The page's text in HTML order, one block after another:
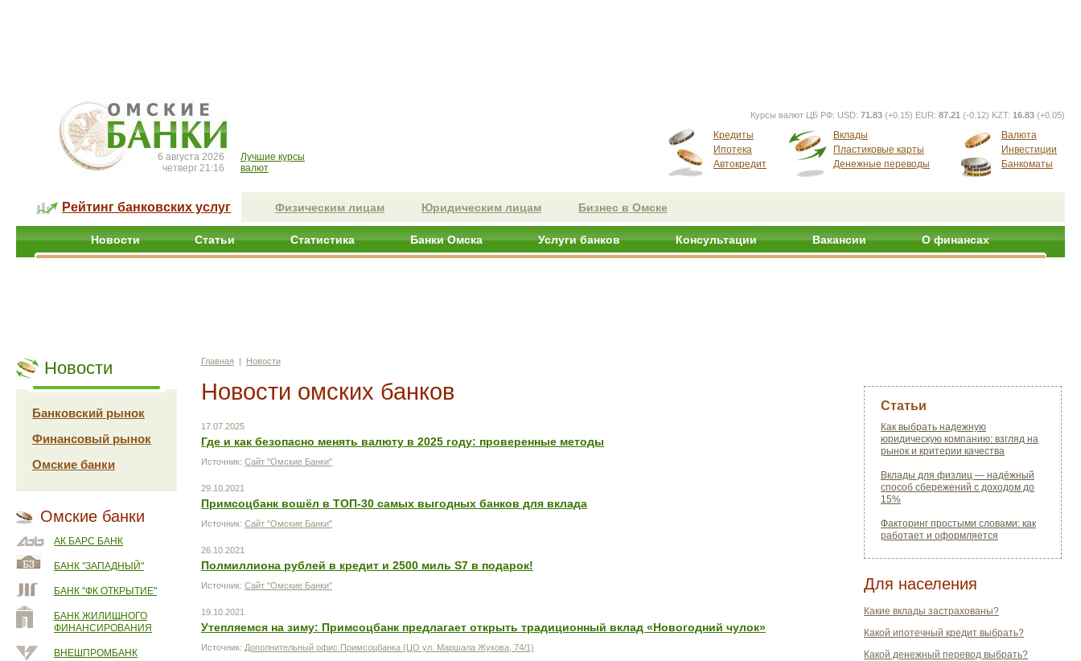
6 августа 2026
четверг 21:16
Лучшие курсы
валют
Курсы валют ЦБ РФ: USD: 71.83 (+0.15) EUR: 87.21 (-0.12) KZT: 16.83 (+0.05)
Кредиты
Ипотека
Автокредит
Вклады
Пластиковые карты
Денежные переводы
Валюта
Инвестиции
Банкоматы
Рейтинг банковских услуг Физическим лицам Юридическим лицам Бизнес в Омске
Новости Статьи Статистика Банки Омска Услуги банков Консультации Вакансии О финансах
Новости
Банковский рынок
Финансовый рынок
Омские банки
Омские банки
АК БАРС БАНК
БАНК "ЗАПАДНЫЙ"
БАНК "ФК ОТКРЫТИЕ"
БАНК ЖИЛИЩНОГО
ФИНАНСИРОВАНИЯ
ВНЕШПРОМБАНК
Главная | Новости
Новости омских банков
17.07.2025
Где и как безопасно менять валюту в 2025 году: проверенные методы
Источник: Сайт "Омские Банки"
29.10.2021
Примсоцбанк вошёл в ТОП-30 самых выгодных банков для вклада
Источник: Сайт "Омские Банки"
26.10.2021
Полмиллиона рублей в кредит и 2500 миль S7 в подарок!
Источник: Сайт "Омские Банки"
19.10.2021
Утепляемся на зиму: Примсоцбанк предлагает открыть традиционный вклад «Новогодний чулок»
Источник: Дополнительный офис Примсоцбанка (ЦО ул. Маршала Жукова, 74/1)
Статьи
Как выбрать надежную
юридическую компанию: взгляд на
рынок и критерии качества
Вклады для физлиц — надёжный
способ сбережений с доходом до
15%
Факторинг простыми словами: как
работает и оформляется
Для населения
Какие вклады застрахованы?
Какой ипотечный кредит выбрать?
Какой денежный перевод выбрать?